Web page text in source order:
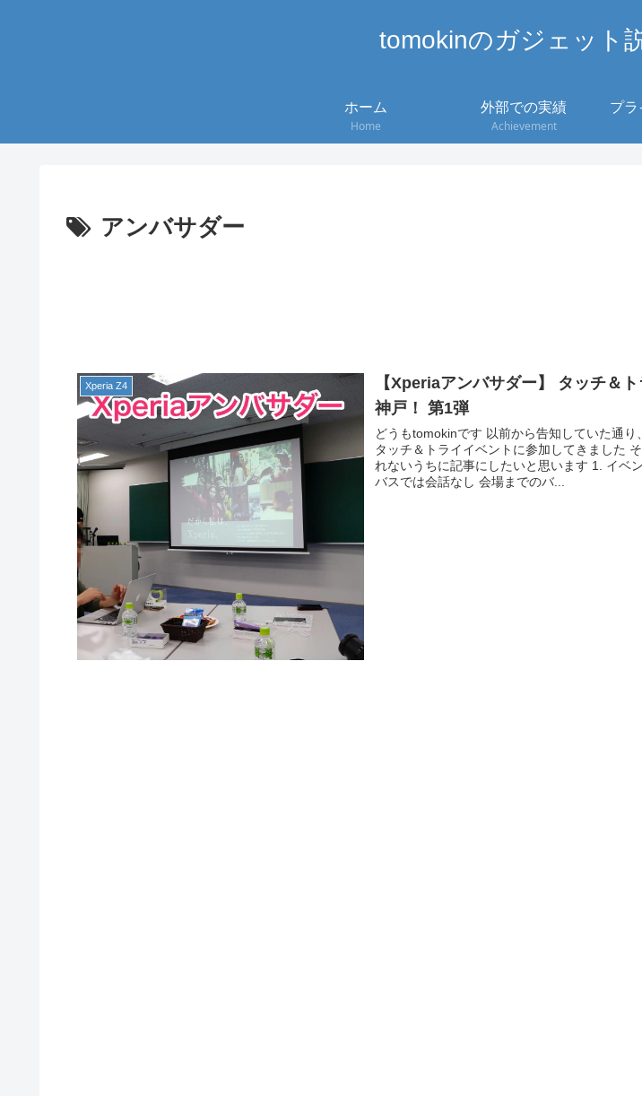
tomokinのガジェット
ホーム
Home
外部での実績
Achievement
プラ
アンバサダー
Xperia Z4
【Xperiaアンバサダー】 タッチ＆
神戸！ 第1弾
どうもtomokinです 以前から告知していた通り
タッチ＆トライイベントに参加してきました
れないうちに記事にしたいと思います 1. イベ
バスでは会話なし 会場までのバ...